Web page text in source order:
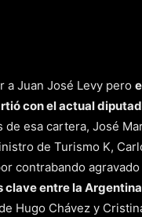
a Juan José Levy pero
con el actual
esa cartera, José
de Turismo K,
contrabando agravado
clave entre la
Hugo Chávez y